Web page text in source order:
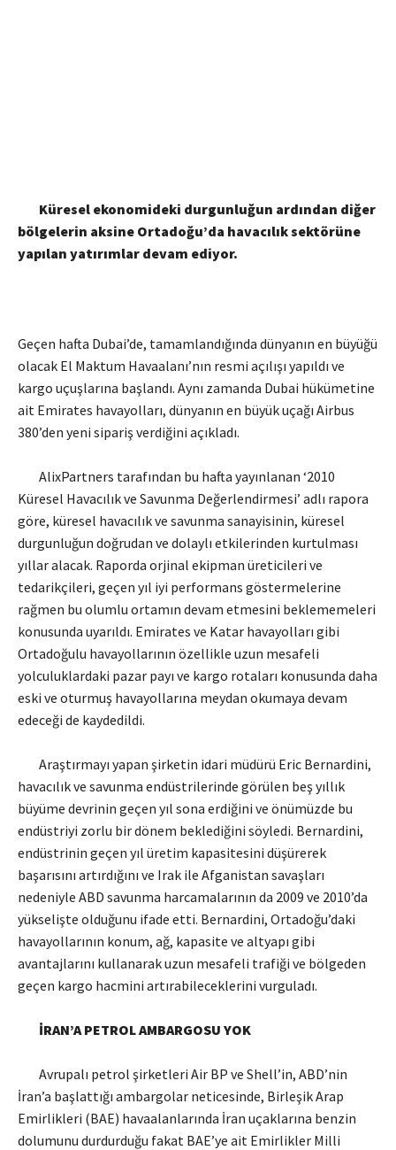
Küresel ekonomideki durgunluğun ardından diğer
bölgelerin aksine Ortadoğu’da havacılık sektörüne
yapılan yatırımlar devam ediyor.
Geçen hafta Dubai’de, tamamlandığında dünyanın en büyüğü
olacak El Maktum Havaalanı’nın resmi açılışı yapıldı ve
kargo uçuşlarına başlandı. Aynı zamanda Dubai hükümetine
ait Emirates havayolları, dünyanın en büyük uçağı Airbus
380’den yeni sipariş verdiğini açıkladı.
AlixPartners tarafından bu hafta yayınlanan ‘2010
Küresel Havacılık ve Savunma Değerlendirmesi’ adlı rapora
göre, küresel havacılık ve savunma sanayisinin, küresel
durgunluğun doğrudan ve dolaylı etkilerinden kurtulması
yıllar alacak. Raporda orjinal ekipman üreticileri ve
tedarikçileri, geçen yıl iyi performans göstermelerine
rağmen bu olumlu ortamın devam etmesini beklememeleri
konusunda uyarıldı. Emirates ve Katar havayolları gibi
Ortadoğulu havayollarının özellikle uzun mesafeli
yolculuklardaki pazar payı ve kargo rotaları konusunda daha
eski ve oturmuş havayollarına meydan okumaya devam
edeceği de kaydedildi.
Araştırmayı yapan şirketin idari müdürü Eric Bernardini,
havacılık ve savunma endüstrilerinde görülen beş yıllık
büyüme devrinin geçen yıl sona erdiğini ve önümüzde bu
endüstriyi zorlu bir dönem beklediğini söyledi. Bernardini,
endüstrinin geçen yıl üretim kapasitesini düşürerek
başarısını artırdığını ve Irak ile Afganistan savaşları
nedeniyle ABD savunma harcamalarının da 2009 ve 2010’da
yükselişte olduğunu ifade etti. Bernardini, Ortadoğu’daki
havayollarının konum, ağ, kapasite ve altyapı gibi
avantajlarını kullanarak uzun mesafeli trafiği ve bölgeden
geçen kargo hacmini artırabileceklerini vurguladı.
İRAN’A PETROL AMBARGOSU YOK
Avrupalı petrol şirketleri Air BP ve Shell’in, ABD’nin
İran’a başlattığı ambargolar neticesinde, Birleşik Arap
Emirlikleri (BAE) havaalanlarında İran uçaklarına benzin
dolumunu durdurduğu fakat BAE’ye ait Emirlikler Milli